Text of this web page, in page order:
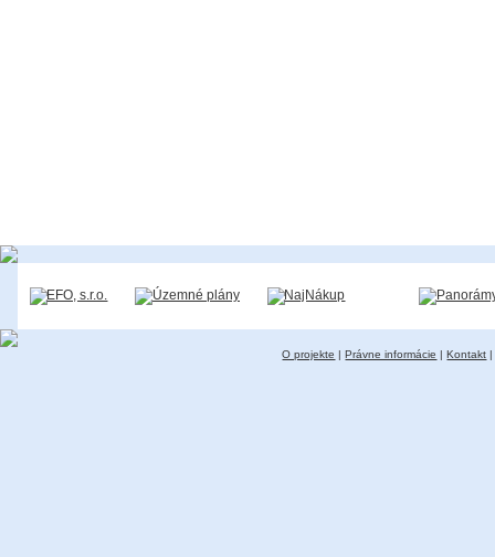
O projekte |Právne informácie |Kontakt